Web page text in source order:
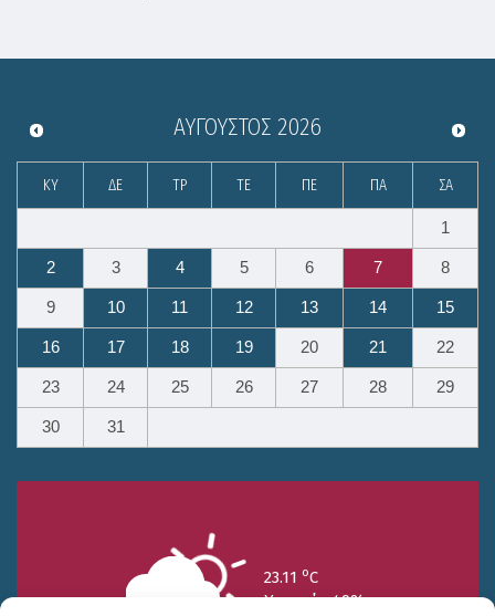
ΑΎΓΟΥΣΤΟΣ 2026
ΚΥ ΔΕ ΤΡ ΤΕ ΠΕ ΠΑ ΣΑ
1
2 3 4 5 6 7 8
9 10 11 12 13 14 15
16 17 18 19 20 21 22
23 24 25 26 27 28 29
30 31
23.11 oC
Υγρασία 49%